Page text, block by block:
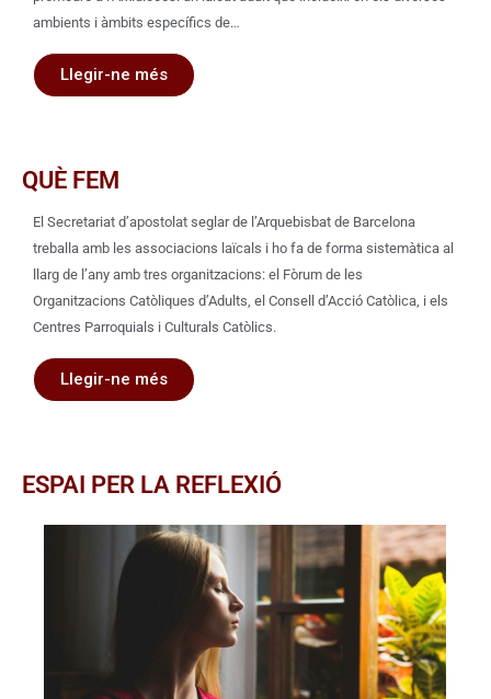
ambients i àmbits específics de…
Llegir-ne més
QUÈ FEM
El Secretariat d’apostolat seglar de l’Arquebisbat de Barcelona
treballa amb les associacions laïcals i ho fa de forma sistemàtica al
llarg de l’any amb tres organitzacions: el Fòrum de les
Organitzacions Catòliques d’Adults, el Consell d’Acció Catòlica, i els
Centres Parroquials i Culturals Catòlics.
Llegir-ne més
ESPAI PER LA REFLEXIÓ